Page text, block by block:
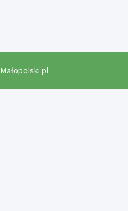
Małopolski.pl